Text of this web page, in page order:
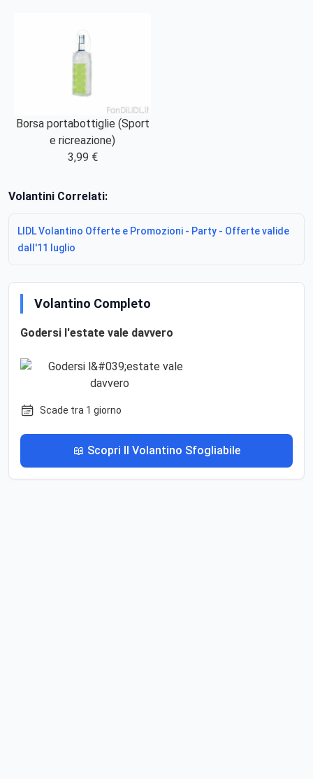
Borsa portabottiglie (Sport
e ricreazione)
3,99 €
Volantini Correlati:
LIDL Volantino Offerte e Promozioni - Party - Offerte valide
dall'11 luglio
Volantino Completo
Godersi l'estate vale davvero
Scade tra 1 giorno
📖 Scopri Il Volantino Sfogliabile